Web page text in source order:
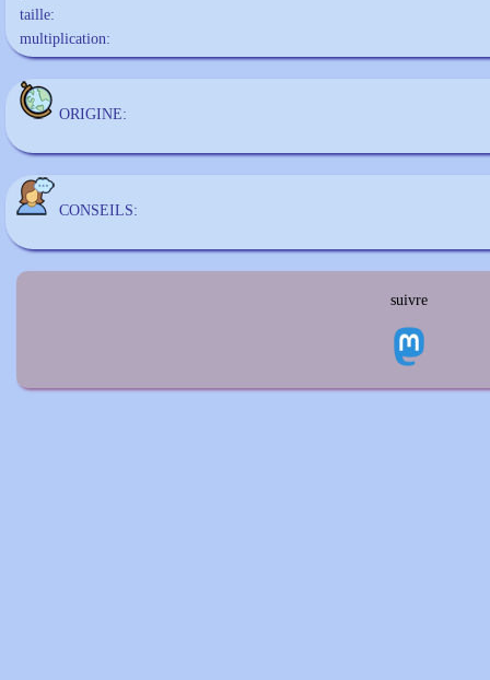
taille:
multiplication:
ORIGINE:
CONSEILS:
suivre